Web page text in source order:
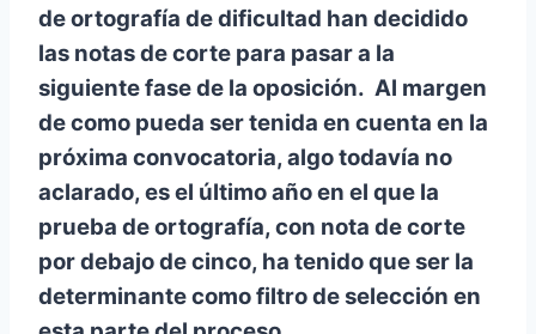
de ortografía de dificultad han decidido
las notas de corte para pasar a la
siguiente fase de la oposición. Al margen
de como pueda ser tenida en cuenta en la
próxima convocatoria, algo todavía no
aclarado, es el último año en el que la
prueba de ortografía, con nota de corte
por debajo de cinco, ha tenido que ser la
determinante como filtro de selección en